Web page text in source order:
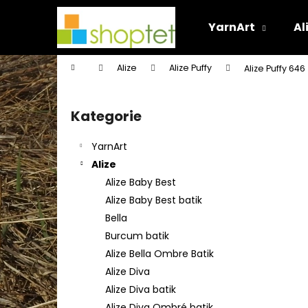
YarnArt
Domů Alize Alize Puffy Alize Puffy 646
P
o
s
t
r
a
n
n
í
p
a
n
Přeskočit
kategorie
Kategorie
YarnArt
Alize
Alize Baby Best
Alize Baby Best batik
Bella
Burcum batik
Alize Bella Ombre Batik
Alize Diva
Alize Diva batik
í
k
Zpět
do
obchodu
Zpět
do
obchodu